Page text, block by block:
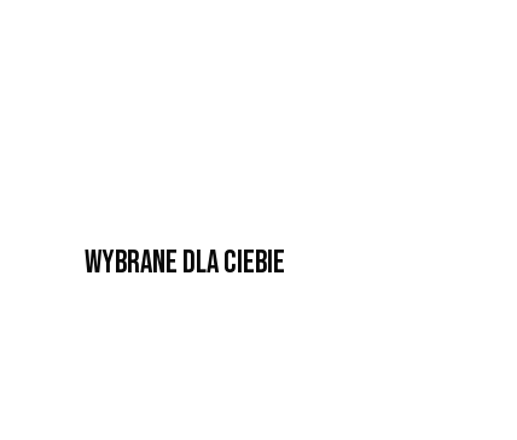
Wybrane dla Ciebie